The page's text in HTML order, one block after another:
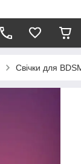
Свічки для